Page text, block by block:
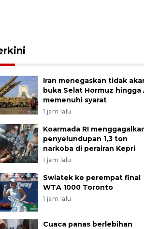
Iran menegaskan tidak
buka Selat Hormuz hingga
memenuhi syarat
1 jam lalu
Koarmada RI
penyelundupan 1,3 ton
narkoba di perairan Kepri
1 jam lalu
Swiatek ke perempat final
WTA 1000 Toronto
1 jam lalu
Cuaca panas berlebihan